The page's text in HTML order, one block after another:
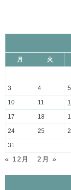
月 火
3 4 5
10 11
17 18
24 25
31
« 12月 2月 »